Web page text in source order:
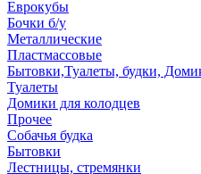
Еврокубы
Бочки б/у
Металлические
Пластмассовые
Бытовки,Туалеты, будки,
Туалеты
Домики для колодцев
Прочее
Собачья будка
Бытовки
Лестницы, стремянки